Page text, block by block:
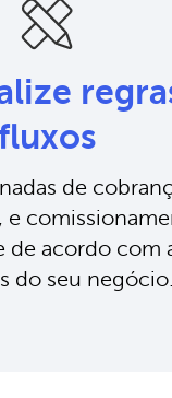
fluxos
de
e
de acordo com
do seu negócio.